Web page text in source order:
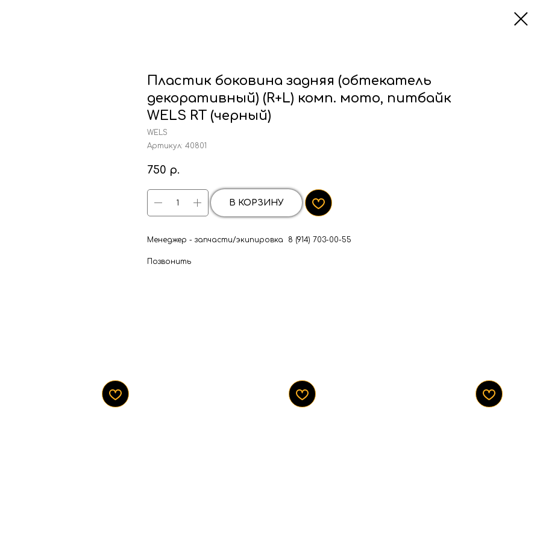
Пластик боковина задняя (обтекатель
декоративный) (R+L) комп. мото, питбайк
WELS RT (черный)
WELS
Артикул: 40801
750 р.
В КОРЗИНУ
Менеджер - запчасти/экипировка 8 (914) 703-00-55
Позвонить